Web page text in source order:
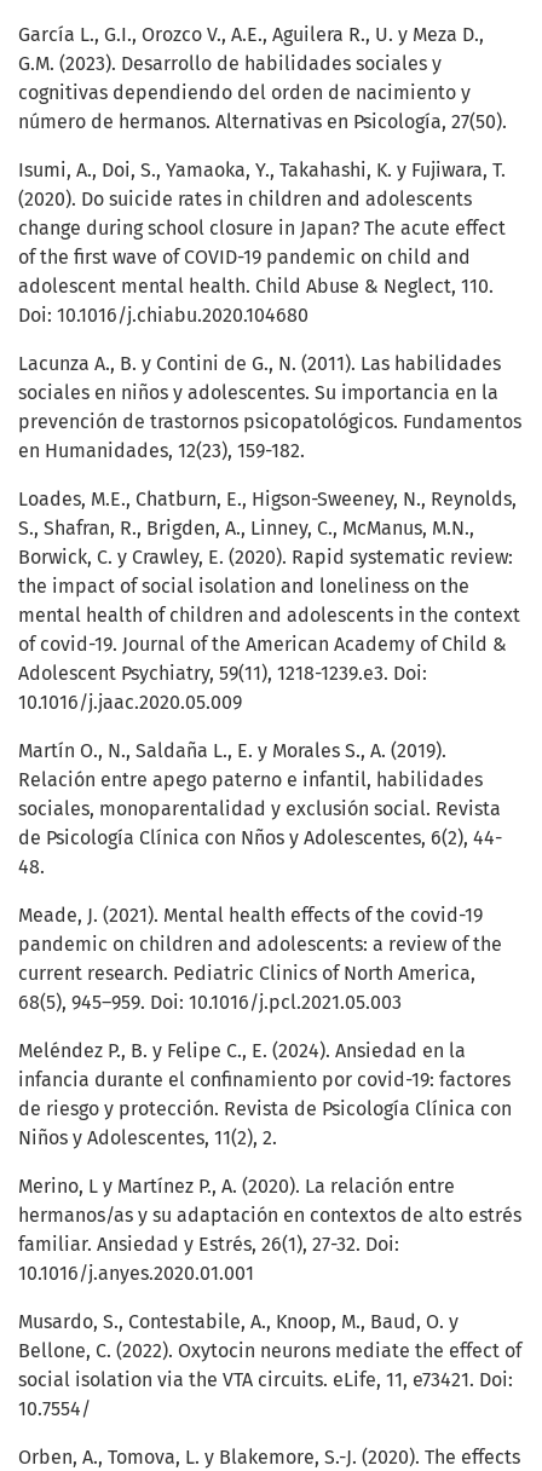
García L., G.I., Orozco V., A.E., Aguilera R., U. y Meza D.,
G.M. (2023). Desarrollo de habilidades sociales y
cognitivas dependiendo del orden de nacimiento y
número de hermanos. Alternativas en Psicología, 27(50).
Isumi, A., Doi, S., Yamaoka, Y., Takahashi, K. y Fujiwara, T.
(2020). Do suicide rates in children and adolescents
change during school closure in Japan? The acute effect
of the first wave of COVID-19 pandemic on child and
adolescent mental health. Child Abuse & Neglect, 110.
Doi: 10.1016/j.chiabu.2020.104680
Lacunza A., B. y Contini de G., N. (2011). Las habilidades
sociales en niños y adolescentes. Su importancia en la
prevención de trastornos psicopatológicos. Fundamentos
en Humanidades, 12(23), 159-182.
Loades, M.E., Chatburn, E., Higson-Sweeney, N., Reynolds,
S., Shafran, R., Brigden, A., Linney, C., McManus, M.N.,
Borwick, C. y Crawley, E. (2020). Rapid systematic review:
the impact of social isolation and loneliness on the
mental health of children and adolescents in the context
of covid-19. Journal of the American Academy of Child &
Adolescent Psychiatry, 59(11), 1218-1239.e3. Doi:
10.1016/j.jaac.2020.05.009
Martín O., N., Saldaña L., E. y Morales S., A. (2019).
Relación entre apego paterno e infantil, habilidades
sociales, monoparentalidad y exclusión social. Revista
de Psicología Clínica con Nños y Adolescentes, 6(2), 44-
48.
Meade, J. (2021). Mental health effects of the covid-19
pandemic on children and adolescents: a review of the
current research. Pediatric Clinics of North America,
68(5), 945–959. Doi: 10.1016/j.pcl.2021.05.003
Meléndez P., B. y Felipe C., E. (2024). Ansiedad en la
infancia durante el confinamiento por covid-19: factores
de riesgo y protección. Revista de Psicología Clínica con
Niños y Adolescentes, 11(2), 2.
Merino, L y Martínez P., A. (2020). La relación entre
hermanos/as y su adaptación en contextos de alto estrés
familiar. Ansiedad y Estrés, 26(1), 27-32. Doi:
10.1016/j.anyes.2020.01.001
Musardo, S., Contestabile, A., Knoop, M., Baud, O. y
Bellone, C. (2022). Oxytocin neurons mediate the effect of
social isolation via the VTA circuits. eLife, 11, e73421. Doi:
10.7554/
Orben, A., Tomova, L. y Blakemore, S.-J. (2020). The effects